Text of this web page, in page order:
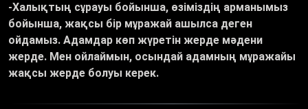
-Халықтың сұрауы бойынша, өзіміздің арманымыз
бойынша, жақсы бір мұражай ашылса деген
ойдамыз. Адамдар көп жүретін жерде мәдени
жерде. Мен ойлаймын, осындай адамның мұражайы
жақсы жерде болуы керек.